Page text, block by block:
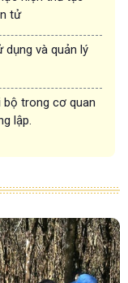
tử
dụng và quản lý
bộ trong cơ quan
lập.